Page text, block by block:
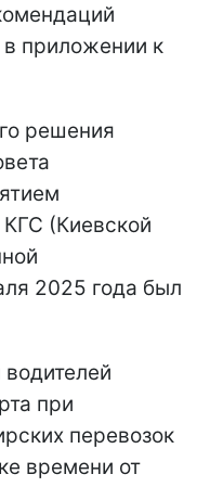
приложении к
решения
КГС (Киевской
2025 года был
при
перевозок
времени от